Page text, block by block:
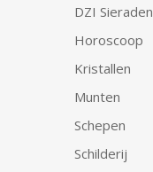
DZI Sieraden
Horoscoop
Kristallen
Munten
Schepen
Schilderij